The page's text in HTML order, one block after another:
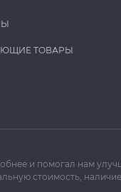
ТОВАРЫ
и помогал нам
стоимость,